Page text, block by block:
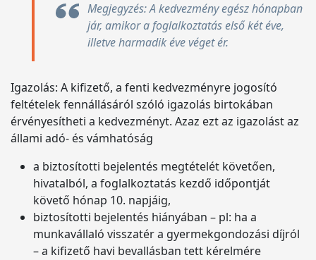
Megjegyzés: A kedvezmény egész hónapban
jár, amikor a foglalkoztatás első két éve,
illetve harmadik éve véget ér.
Igazolás: A kifizető, a fenti kedvezményre jogosító
feltételek fennállásáról szóló igazolás birtokában
érvényesítheti a kedvezményt. Azaz ezt az igazolást az
állami adó- és vámhatóság
a biztosítotti bejelentés megtételét követően,
hivatalból, a foglalkoztatás kezdő időpontját
követő hónap 10. napjáig,
biztosítotti bejelentés hiányában – pl: ha a
munkavállaló visszatér a gyermekgondozási díjról
– a kifizető havi bevallásban tett kérelmére